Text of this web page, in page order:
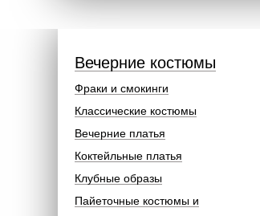
Фраки и смокинги
Классические костюмы
Вечерние платья
Коктейльные платья
Клубные образы
Пайеточные костюмы и
Вечерние костюмы